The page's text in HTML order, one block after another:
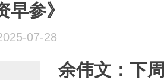
参》
07-28
余伟文：下